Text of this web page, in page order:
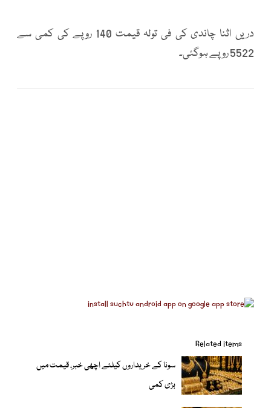
دریں اثنا چاندی کی فی تولہ قیمت 140 روپے کی کمی سے
5522 روپے ہوگئی۔
Related items
سونا کے خریداروں کیلئے اچھی خبر، قیمت میں
بڑی کمی